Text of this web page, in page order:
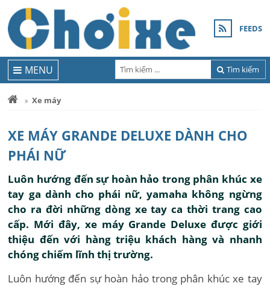
FEEDS
Tìm kiếm
MENU
Xe máy
XE MÁY GRANDE DELUXE DÀNH CHO
PHÁI NỮ
Luôn hướng đến sự hoàn hảo trong phân khúc xe
tay ga dành cho phái nữ, yamaha không ngừng
cho ra đời những dòng xe tay ca thời trang cao
cấp. Mới đây, xe máy Grande Deluxe được giới
thiệu đến với hàng triệu khách hàng và nhanh
chóng chiếm lĩnh thị trường.
Luôn hướng đến sự hoàn hảo trong phân khúc xe tay